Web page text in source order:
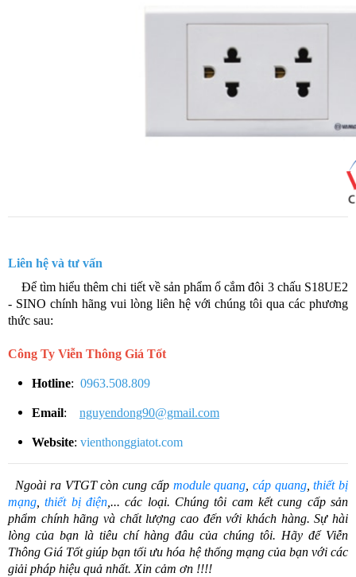
Liên hệ và tư vấn
​​ Để tìm hiểu thêm chi tiết về sản phẩm ổ cắm đôi 3 chấu S18UE2
- SINO chính hãng vui lòng liên hệ với chúng tôi qua các phương
thức sau:
Công Ty Viễn Thông Giá Tốt
Hotline: 0963.508.809
Email: nguyendong90@gmail.com
Website: vienthonggiatot.com
Ngoài ra VTGT còn cung cấp module quang cáp quang,thiết bị
mạng ,thiết bị điện ,... các loại. Chúng tôi cam kết cung cấp sản
phẩm chính hãng và chất lượng cao đến với khách hàng. Sự hài
lòng của bạn là tiêu chí hàng đâu của chúng tôi. Hãy để Viễn
Thông Giá Tốt giúp bạn tối ưu hóa hệ thống mạng của bạn với các
giải pháp hiệu quả nhất. Xin cảm ơn !!!!